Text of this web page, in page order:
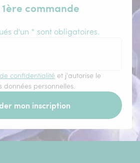
commande
d'un * sont obligatoires.
confidentialité et j'autorise le
personnelles.
mon inscription